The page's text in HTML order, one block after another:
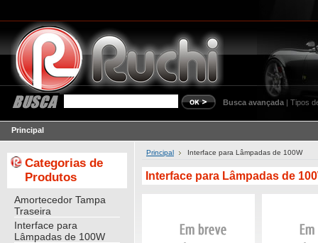
Busca avançada | Tipos
Principal
Categorias de
Produtos
Amortecedor Tampa
Traseira
Interface para
Lâmpadas de 100W
Principal Interface para Lâmpadas de 100W
Interface para Lâmpadas de